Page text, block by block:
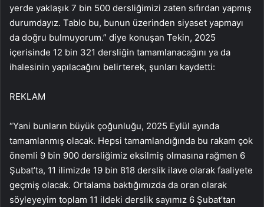
yerde yaklaşık 7 bin 500 dersliğimizi zaten sıfırdan yapmış
durumdayız. Tablo bu, bunun üzerinden siyaset yapmayı
da doğru bulmuyorum.” diye konuşan Tekin, 2025
içerisinde 12 bin 321 dersliğin tamamlanacağını ya da
ihalesinin yapılacağını belirterek, şunları kaydetti:
REKLAM
“Yani bunların büyük çoğunluğu, 2025 Eylül ayında
tamamlanmış olacak. Hepsi tamamlandığında bu rakam çok
önemli 9 bin 900 dersliğimiz eksilmiş olmasına rağmen 6
Şubat’ta, 11 ilimizde 19 bin 818 derslik ilave olarak faaliyete
geçmiş olacak. Ortalama baktığımızda da oran olarak
söyleyeyim toplam 11 ildeki derslik sayımız 6 Şubat’tan